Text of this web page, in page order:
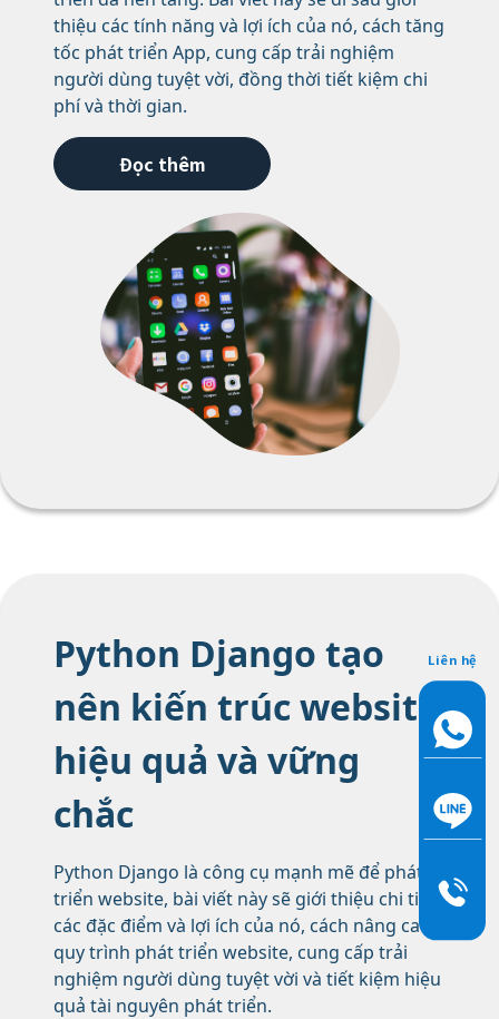
thiệu các tính năng và lợi ích của nó, cách tăng
tốc phát triển App, cung cấp trải nghiệm
người dùng tuyệt vời, đồng thời tiết kiệm chi
phí và thời gian.
Đọc thêm
Python Django tạo
nên kiến trúc website
hiệu quả và vững
chắc
Python Django là công cụ mạnh mẽ để phát
triển website, bài viết này sẽ giới thiệu chi tiết
các đặc điểm và lợi ích của nó, cách nâng cao
quy trình phát triển website, cung cấp trải
nghiệm người dùng tuyệt vời và tiết kiệm hiệu
quả tài nguyên phát triển.
Liên hệ